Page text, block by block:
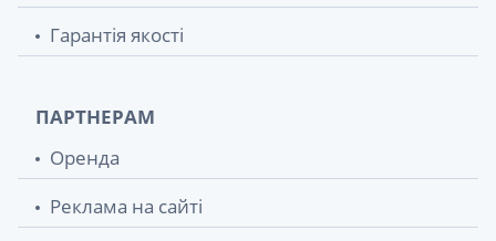
Гарантія якості
ПАРТНЕРАМ
Оренда
Реклама на сайті